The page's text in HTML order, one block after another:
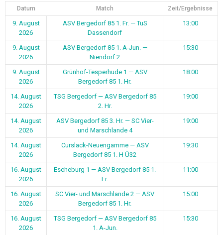
Datum Match Zeit/Ergebnisse
9. August
2026
ASV Bergedorf 85 1. Fr. — TuS
Dassendorf
13:00
9. August
2026
ASV Bergedorf 85 1. A-Jun. —
Niendorf 2
15:30
9. August
2026
Grünhof-Tesperhude 1 — ASV
Bergedorf 85 1. Hr.
18:00
14. August
2026
TSG Bergedorf — ASV Bergedorf 85
2. Hr.
19:00
14. August
2026
ASV Bergedorf 85 3. Hr. — SC Vier-
und Marschlande 4
19:00
14. August
2026
Curslack-Neuengamme — ASV
Bergedorf 85 1. H Ü32
19:30
16. August
2026
Escheburg 1 — ASV Bergedorf 85 1.
Fr.
11:00
16. August
2026
SC Vier- und Marschlande 2 — ASV
Bergedorf 85 1. Hr.
15:00
16. August
2026
TSG Bergedorf — ASV Bergedorf 85
1. A-Jun.
15:30